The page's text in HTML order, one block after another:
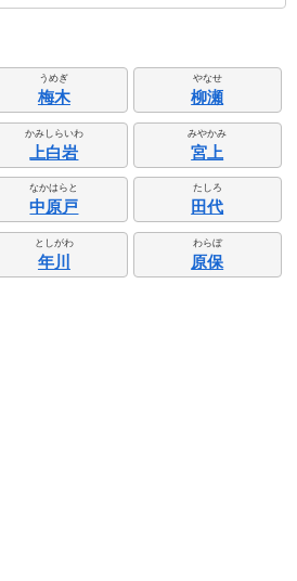
うめぎ
梅木
やなせ
柳瀬
かみしらいわ
上白岩
みやかみ
宮上
なかはらと
中原戸
たしろ
田代
としがわ
年川
わらぼ
原保